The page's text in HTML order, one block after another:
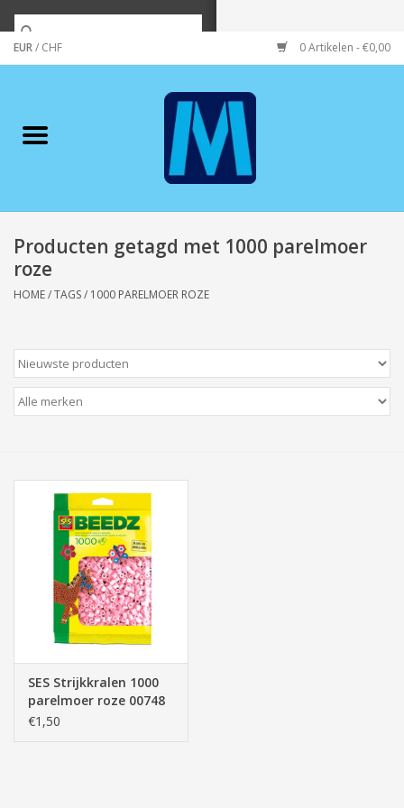
EUR/ CHF 0 Artikelen - €0,00
Merken
Wonen/koken/huishouden
Koffie & thee
Zeeuws/Streek
Boeken
Baby & Peuter
Speelgoed & hobby
Cadeau & feest
Producten getagd met 1000 parelmoer
roze
HOME/TAGS/ 1000 PARELMOER ROZE
SES Strijkkralen 1000
parelmoer roze 00748
€1,50